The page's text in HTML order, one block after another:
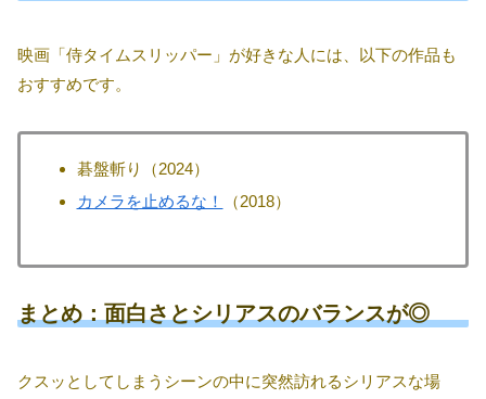
映画「侍タイムスリッパー」が好きな人には、以下の作品も
おすすめです。
碁盤斬り（2024）
カメラを止めるな！
（2018）
まとめ：面白さとシリアスのバランスが◎
クスッとしてしまうシーンの中に突然訪れるシリアスな場